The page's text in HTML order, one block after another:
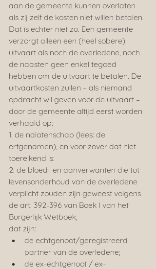
aan de gemeente kunnen overlaten
als zij zelf de kosten niet willen betalen.
Dat is echter niet zo. Een gemeente
verzorgt alleen een (heel sobere)
uitvaart als noch de overledene, noch
de naasten geen enkel tegoed
hebben om de uitvaart te betalen. De
uitvaartkosten zullen – als niemand
opdracht wil geven voor de uitvaart –
door de gemeente altijd eerst worden
verhaald op:
1. de nalatenschap (lees: de
erfgenamen), en voor zover dat niet
toereikend is:
2. de bloed- en aanverwanten die tot
levensonderhoud van de overledene
verplicht zouden zijn geweest volgens
de art. 392-396 van Boek I van het
Burgerlijk Wetboek,
dat zijn:
de echtgenoot/geregistreerd
partner van de overledene;
de ex-echtgenoot / ex-